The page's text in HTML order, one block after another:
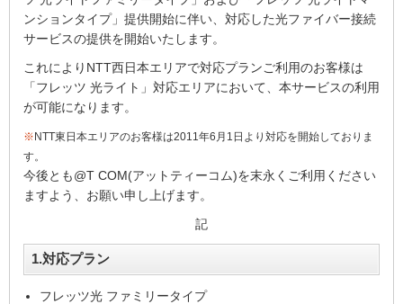
ンションタイプ」提供開始に伴い、対応した光ファイバー接続
サービスの提供を開始いたします。
これによりNTT西日本エリアで対応プランご利用のお客様は
「フレッツ 光ライト」対応エリアにおいて、本サービスの利用
が可能になります。
※ NTT東日本エリアのお客様は2011年6月1日より対応を開始しておりま
す。
今後とも@T COM(アットティーコム)を末永くご利用ください
ますよう、お願い申し上げます。
記
1.対応プラン
フレッツ光 ファミリータイプ